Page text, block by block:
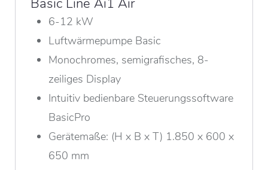
6-12 kW
Luftwärmepumpe Basic
Monochromes, semigrafisches, 8-
zeiliges Display
Intuitiv bedienbare Steuerungssoftware
BasicPro
Gerätemaße: (H x B x T) 1.850 x 600 x
650 mm